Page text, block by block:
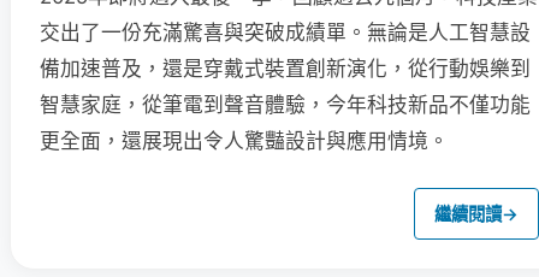
交出了一份充滿驚喜與突破成績單。無論是人工智慧設
備加速普及，還是穿戴式裝置創新演化，從行動娛樂到
智慧家庭，從筆電到聲音體驗，今年科技新品不僅功能
更全面，還展現出令人驚豔設計與應用情境。
繼續閱讀→